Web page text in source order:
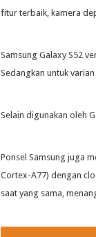
fitur terbaik, kamera
Samsung Galaxy S52
Sedangkan untuk
Selain digunakan oleh
Ponsel Samsung juga
Cortex-A77) dengan
saat yang sama,